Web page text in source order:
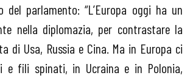
del parlamento: “L’Europa oggi ha un
nella diplomazia, per contrastare la
di Usa, Russia e Cina. Ma in Europa ci
e fili spinati, in Ucraina e in Polonia,